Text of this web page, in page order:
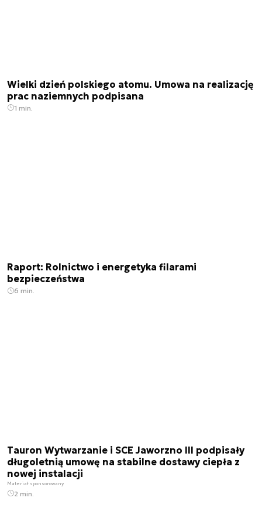
Wielki dzień polskiego atomu. Umowa na realizację
prac naziemnych podpisana
1 min.
Raport: Rolnictwo i energetyka filarami
bezpieczeństwa
6 min.
Tauron Wytwarzanie i SCE Jaworzno III podpisały
długoletnią umowę na stabilne dostawy ciepła z
nowej instalacji
Materiał sponsorowany
2 min.